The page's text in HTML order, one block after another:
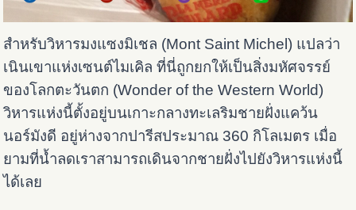
สำหรับวิหารมงแซงมิเชล (Mont Saint Michel) แปลว่า
เนินเขาแห่งเซนต์ไมเคิล ที่นี่ถูกยกให้เป็นสิ่งมหัศจรรย์
ของโลกตะวันตก (Wonder of the Western World)
วิหารแห่งนี้ตั้งอยู่บนเกาะกลางทะเลริมชายฝั่งแคว้น
นอร์มังดี อยู่ห่างจากปารีสประมาณ 360 กิโลเมตร เมื่อ
ยามที่น้ำลดเราสามารถเดินจากชายฝั่งไปยังวิหารแห่งนี้
ได้เลย